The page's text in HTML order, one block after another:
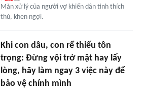
Màn xử lý của người vợ khiến dân tình thích
thú, khen ngợi.
Khi con dâu, con rể thiếu tôn
trọng: Đừng vội trở mặt hay lấy
lòng, hãy làm ngay 3 việc này để
bảo vệ chính mình